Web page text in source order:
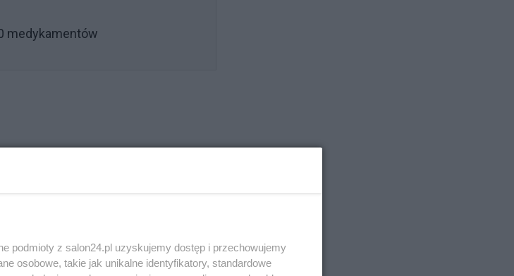
medykamentów
tysiące kopii i do tej pory bardzo
mutacje mtDNA wpływają na
odkryli, że tworzenie mutacji w
podmioty z salon24.pl uzyskujemy dostęp i przechowujemy
osobowe, takie jak unikalne identyfikatory, standardowe